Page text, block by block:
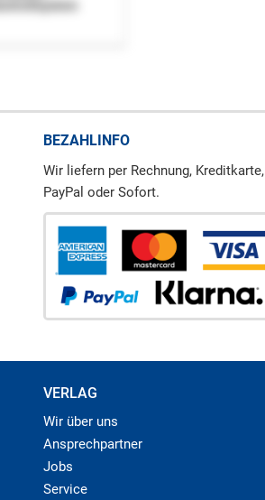
BEZAHLINFO
Wir liefern per Rechnung, Kreditkarte,
PayPal oder Sofort.
VERLAG
Wir über uns
Ansprechpartner
Jobs
Service